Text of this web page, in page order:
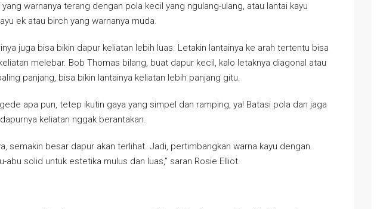
warnanya terang dengan pola kecil yang ngulang-ulang, atau lantai kayu
ek atau birch yang warnanya muda.
juga bisa bikin dapur keliatan lebih luas. Letakin lantainya ke arah tertentu bisa
melebar. Bob Thomas bilang, buat dapur kecil, kalo letaknya diagonal atau
panjang, bisa bikin lantainya keliatan lebih panjang gitu.
apa pun, tetep ikutin gaya yang simpel dan ramping, ya! Batasi pola dan jaga
keliatan nggak berantakan.
semakin besar dapur akan terlihat. Jadi, pertimbangkan warna kayu dengan
abu solid untuk estetika mulus dan luas,” saran Rosie Elliot.